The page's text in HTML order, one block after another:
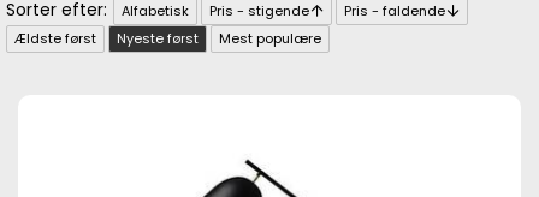
Alfabetisk Pris - stigende
Pris - faldende
Ældste først
Nyeste først Mest populære